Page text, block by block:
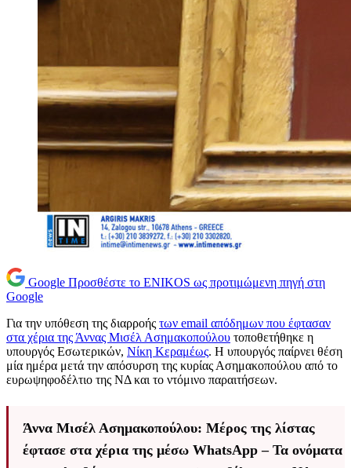
Google Προσθέστε το ENIKOS ως προτιμώμενη πηγή στη
Google
Για την υπόθεση της διαρροής των email απόδημων που έφτασαν
στα χέρια της Άννας Μισέλ Ασημακοπούλου τοποθετήθηκε η
υπουργός Εσωτερικών, Νίκη Κεραμέως. Η υπουργός παίρνει θέση
μία ημέρα μετά την απόσυρση της κυρίας Ασημακοπούλου από το
ευρωψηφοδέλτιο της ΝΔ και το ντόμινο παραιτήσεων.
Άννα Μισέλ Ασημακοπούλου: Μέρος της λίστας
έφτασε στα χέρια της μέσω WhatsApp – Τα ονόματα